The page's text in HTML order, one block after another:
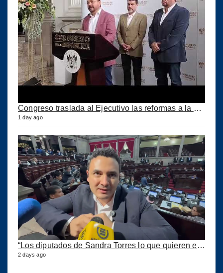
Congreso traslada al Ejecutivo las reformas a la Ley del IUSI tras firma del Decreto 18-2026
1 day ago
“Los diputados de Sandra Torres lo que quieren es extorsionar” expresa Samuel Pérez
2 days ago